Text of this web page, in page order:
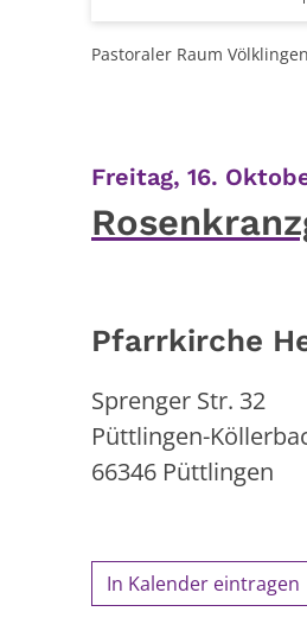
Pastoraler Raum Völklingen
Freitag, 16.
Pfarrkirche
Sprenger Str. 32
Püttlingen-
66346 Püttlingen
In Kalender eintragen